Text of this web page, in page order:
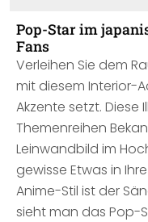
Pop-Star im
Fans
Verleihen Sie dem
mit diesem Interior-
Akzente setzt.
Themenreihen
Leinwandbild im
gewisse Etwas in
Anime-Stil ist der
sieht man das Pop-